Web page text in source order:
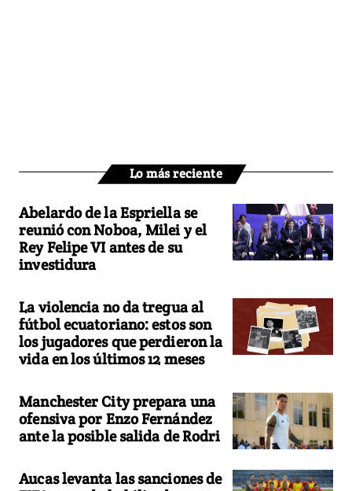
Lo más reciente
Abelardo de la Espriella se
reunió con Noboa, Milei y el
Rey Felipe VI antes de su
investidura
La violencia no da tregua al
fútbol ecuatoriano: estos son
los jugadores que perdieron la
vida en los últimos 12 meses
Manchester City prepara una
ofensiva por Enzo Fernández
ante la posible salida de Rodri
Aucas levanta las sanciones de